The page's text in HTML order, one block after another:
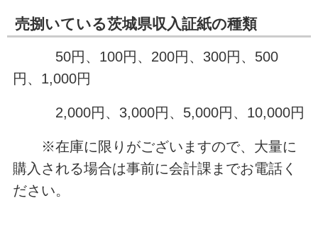
売捌いている茨城県収入証紙の種類
50円、100円、200円、300円、500
円、1,000円
2,000円、3,000円、5,000円、10,000円
※在庫に限りがございますので、大量に
購入される場合は事前に会計課までお電話く
ださい。